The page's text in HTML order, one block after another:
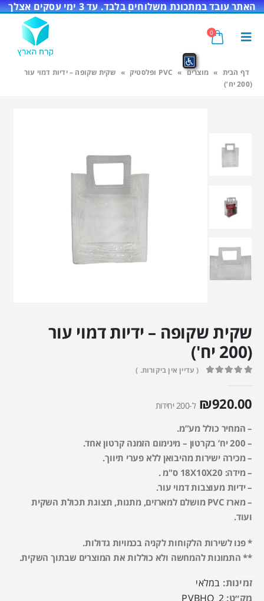
האתר עובד במתכונת משלוחים בלבד. עד 3 ימי עסקים אצלך
בדלת!
0
דף הבית » מוצרים » PVC ופלסטיק » שקית שקופה – ידיות דמוי עור
(200 יח’)
שקית שקופה – ידיות דמוי עור
(200 יח')
( עדיין אין ביקורות. )
₪920.00 ל-200 יחידות
– המחיר כולל מע”מ.
– 200 יח’ בקרטון – מינימום הזמנה קרטון אחד.
– מכירה ישירות מהיבואן ללא פערי תיווך.
– מידה: 18X10X20 ס"מ .
– ידיות מעוצבות דמוי עור.
– מארז PVC מושלם למארזים, מתנות, תצוגת תכולת השקית
ועוד.
* פנו לשירות הלקוחות לקניה בכמויות גדולות.
** התמונות להמחשה ולא כוללות את המוצרים שבתוך השקית.
זמינות: במלאי
מק״ט:PVBHO_2